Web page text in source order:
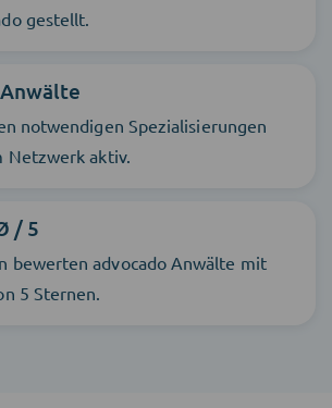
gestellt.
notwendigen Spezialisierungen
Netzwerk aktiv.
/ 5
bewerten advocado Anwälte mit
5 Sternen.